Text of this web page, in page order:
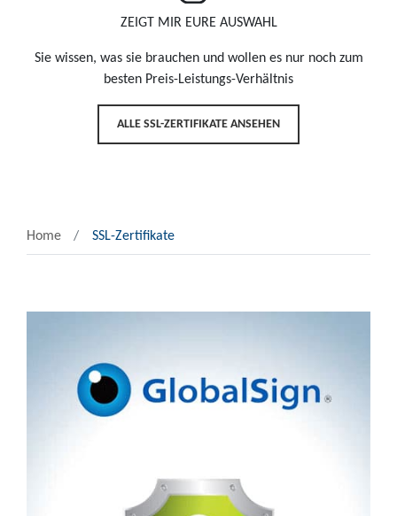
ZEIGT MIR EURE AUSWAHL
Sie wissen, was sie brauchen und wollen es nur noch zum
besten Preis-Leistungs-Verhältnis
ALLE SSL-ZERTIFIKATE ANSEHEN
Home SSL-Zertifikate